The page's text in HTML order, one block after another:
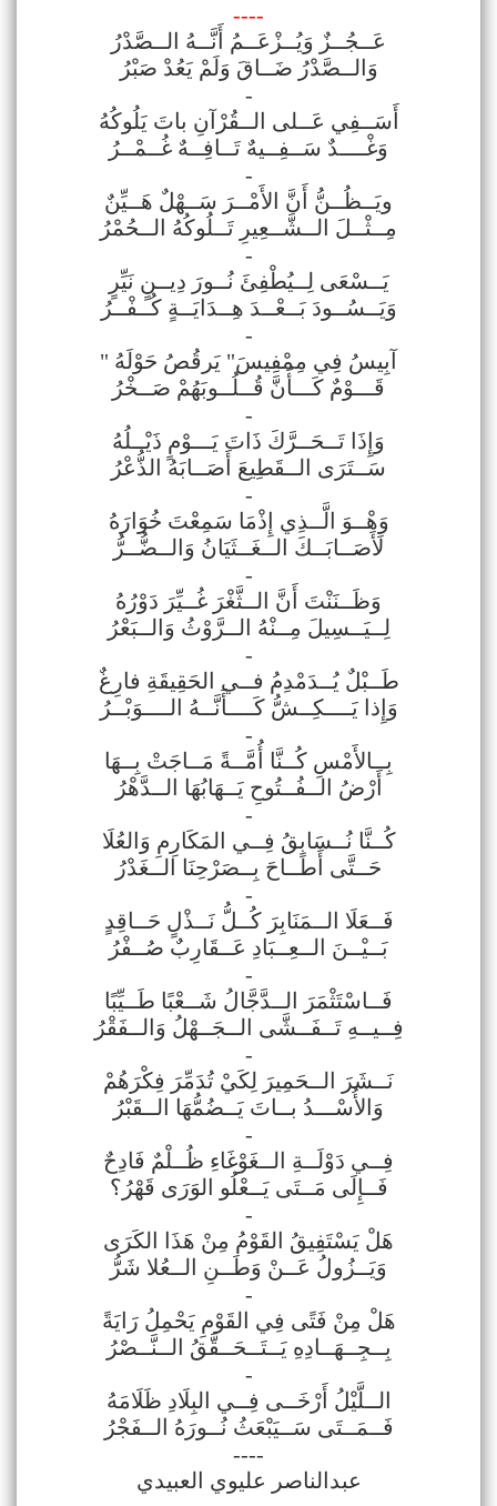
----
عَــجُــزٌ وَيُــزْعَــمُ أَنَّــهُ الــصَّدْرُ
وَالــصَّدْرُ ضَــاقَ وَلَمْ يَعُدْ صَبْرُ
-
أَسَــفِي عَــلى الــقُرْآنِ باتَ يَلُوكُهُ
وَغْــــدٌ سَــفِــيهٌ تَــافِــهٌ غُــمْــرُ
-
ويَــظُــنُّ أَنَّ الأَمْــرَ سَــهْلٌ هَــيِّنٌ
مِــثْــلَ الــشَّــعِيرِ تَــلُوكُهُ الــحُمْرُ
-
يَــسْعَى لِــيُطْفِئَ نُــورَ دِيــنٍ نَيِّرٍ
وَيَــسُــودَ بَــعْــدَ هِــدَايَــةٍ كُــفْــرُ
-
" آبِيسُ فِي مِمْفِيسَ" يَرقُصُ حَوْلَهُ
قَـــوْمٌ كَـــأَنَّ قُــلُــوبَهُمْ صَــخْرُ
-
وَإِذَا تَــحَــرَّكَ ذَاتَ يَـــوْمٍ ذَيْــلُهُ
سَــتَرَى الــقَطِيعَ أَصَــابَهُ الذُّعْرُ
-
وَهْــوَ الَّــذِي إِذْمَا سَمِعْتَ خُوَارَهُ
لَأَصَــابَــكَ الــغَــثَيَانُ وَالــضُّــرُّ
-
وَظَــنَنْتَ أَنَّ الــثَّغْرَ غُــيِّرَ دَوْرُهُ
لِــيَــسِيلَ مِــنْهُ الــرَّوْثُ وَالــبَعْرُ
-
طَــبْلٌ يُــدَمْدِمُ فــي الحَقِيقَةِ فارِغٌ
وَإِذا يَــــكِــشُّ كَــــأَنَّــهُ الــــوَبْــرُ
-
بِــالأَمْسِ كُــنَّا أُمَّــةً مَــاجَتْ بِــهَا
أَرْضُ الــفُــتُوحِ يَــهَابُهَا الــدَّهْرُ
-
كُــنَّا نُــسَابِقُ فِــي المَكَارِمِ وَالعُلَا
حَــتَّى أَطَــاحَ بِــصَرْحِنَا الــغَدْرُ
-
فَــعَلَا الــمَنَابِرَ كُــلُّ نَــذْلٍ حَــاقِدٍ
بَــيْــنَ الــعِــبَادِ عَــقَارِبٌ صُــفْرُ
-
فَــاسْتَثْمَرَ الــدَّجَّالُ شَــعْبًا طَــيِّبًا
فِــيــهِ تَــفَــشَّى الــجَــهْلُ وَالــفَقْرُ
-
نَــشَرَ الــحَمِيرَ لِكَيْ تُدَمِّرَ فِكْرَهُمْ
وَالأُسْـــدُ بــاتَ يَــضُمُّهَا الــقَبْرُ
-
فِــي دَوْلَــةِ الــغَوْغَاءِ ظُــلْمٌ فَادِحٌ
فَــإِلَى مَــتَى يَــعْلُو الوَرَى قَهْرُ؟
-
هَلْ يَسْتَفِيقُ القَوْمُ مِنْ هَذَا الكَرَى
وَيَــزُولُ عَــنْ وَطَــنِ الــعُلا شَرُّ
-
هَلْ مِنْ فَتًى فِي القَوْمِ يَحْمِلُ رَايَةً
بِــجِــهَــادِهِ يَــتَــحَــقَّقُ الــنَّــصْرُ
-
الــلَّيْلُ أَرْخَــى فِــي البِلَادِ ظَلَامَهُ
فَــمَــتَى سَــيَبْعَثُ نُــورَهُ الــفَجْرُ
----
عبدالناصر عليوي العبيدي